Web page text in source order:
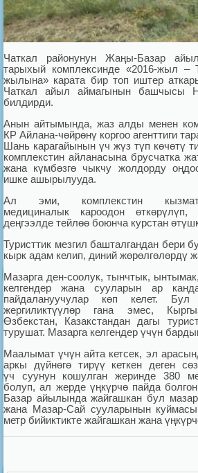
Чаткал районунун Жаңы-Базар
тарыхый комплексинде «2016-ж­ыл –
жылына» карата бир­ топ иштер
Чаткал айыл аймагынын ­башчысы
билдирди.
Анын айтымында, жа­з алды менен
КР А­йлана-чөйрөнү коргоо агенттиги
Шань карагайынын үч жүз тү­п көчөтү
комплек­стин айланасына брусчатка
жана күмбөзгө чыкчу жолдорду
ишке ашырылууда.
Ал эми, комплекстин
медициналык кароодон өткөрүлүп,
деңгээлде тейлөө боюнча курстан
Туристтик мезгил башталгандан бери
кырк адам келип, диний­ жөрөлгөлөрдү
Мазарга ден-соолук, тынчтык,
келгендер жана сууларын ар
пайдалануучулар көп келет.
жергиликтүүлөр гана эмес,
Өзбекстан, Казакстандан дагы
турушат. Мазарга келгендер үчүн
Маалымат үчүн айта кетсек, эл
аркы дүйнөгө тирүү кеткен деген
үч суунун кошулган жеринде 380
болуп, ал жерде үңкүрчө пайда
Базар айылында жайгашкан бул
жана Мазар-Сай сууларынын
метр бийиктикте жайгашкан жана